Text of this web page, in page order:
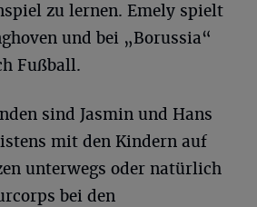
zu lernen. Emely spielt
und bei „Borussia“
Fußball.
sind Jasmin und Hans
mit den Kindern auf
unterwegs oder natürlich
bei den